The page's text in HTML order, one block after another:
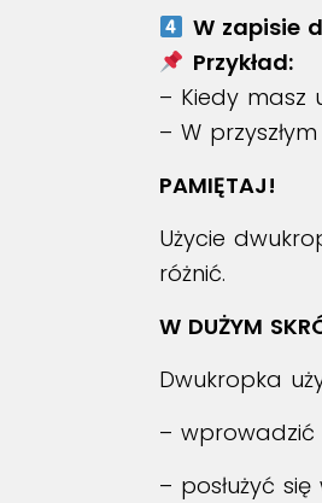
W zapisie
Przykład:
– Kiedy masz
– W
PAMIĘTAJ!
Użycie
różnić.
W DUŻYM
Dwukropka
–
– posłużyć się